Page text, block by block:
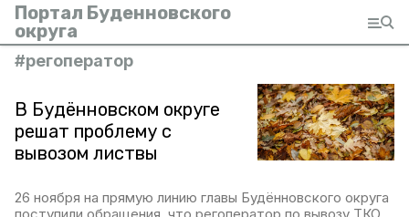
Портал Буденновского
округа
#регоператор
В Будённовском округе
решат проблему с
вывозом листвы
26 ноября на прямую линию главы Будённовского округа